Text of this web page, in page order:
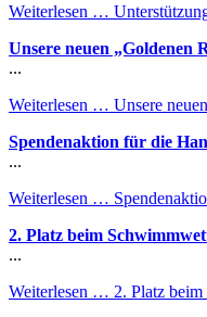
Weiterlesen …
Unsere neuen „Goldenen
...
Weiterlesen … Unsere
Spendenaktion für die
...
Weiterlesen …
2. Platz beim
...
Weiterlesen … 2. Platz